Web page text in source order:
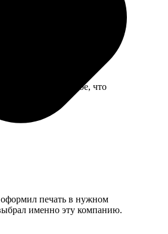
меня это главное, что
оформил печать в нужном
именно эту компанию.